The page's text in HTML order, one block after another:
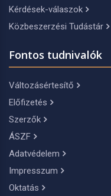
Kérdések-válaszok
Közbeszerzési Tudástár
Fontos tudnivalók
Változásértesítő
Előfizetés
Szerzők
ÁSZF
Adatvédelem
Impresszum
Oktatás